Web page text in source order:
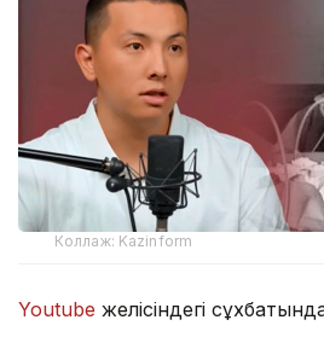
Коллаж: Kazinform
Youtube желісіндегі